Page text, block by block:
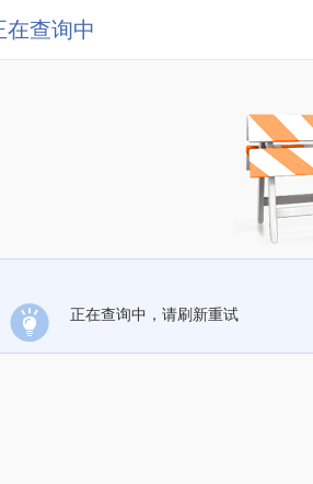
在查询中
正在查询中，请刷新重试